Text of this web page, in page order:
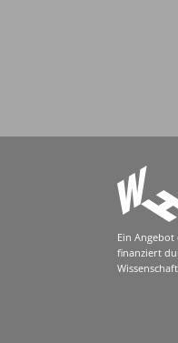
Ein Angebot
finanziert